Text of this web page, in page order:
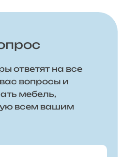
ответят на все
вопросы и
мебель,
всем вашим